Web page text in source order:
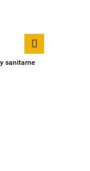
sanitarne